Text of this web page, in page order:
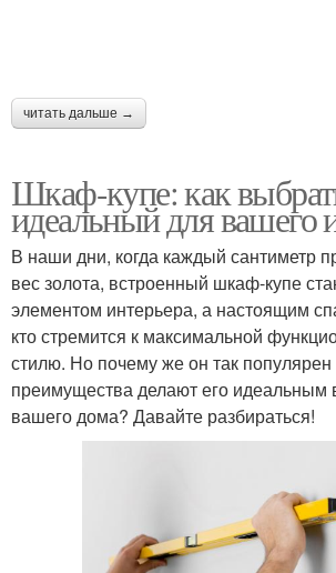
читать дальше →
Шкаф-купе: как
идеальный для вашего
В наши дни, когда каждый сантиметр
вес золота, встроенный шкаф-купе
элементом интерьера, а настоящим
кто стремится к максимальной
стилю. Но почему же он так популярен
преимущества делают его
вашего дома? Давайте разбираться!